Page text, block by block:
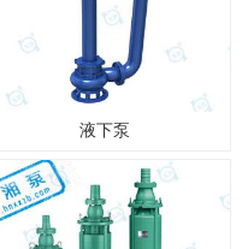
液下泵